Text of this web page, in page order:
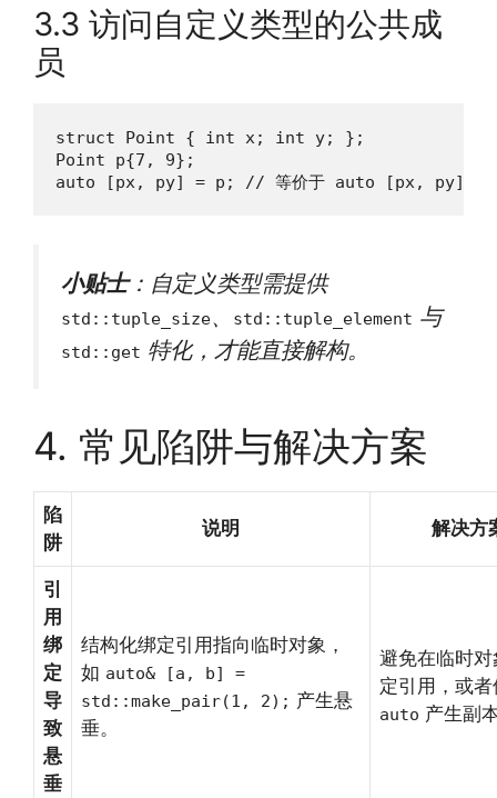
3.3 访问自定义类型的公共成
员
struct Point { int x; int y; };
Point p{7, 9};
auto [px, py] = p; // 等价于 auto [px, py]
小贴士：自定义类型需提供
std::tuple_size、 std::tuple_element 与
std::get 特化，才能直接解构。
4. 常见陷阱与解决方案
陷
阱
说明 解决方
引
用
绑
定
导
致
悬
垂
结构化绑定引用指向临时对象，
如 auto& [a, b] =
std::make_pair(1, 2); 产生悬
垂。
避免在临时
定引用，或
auto 产生副